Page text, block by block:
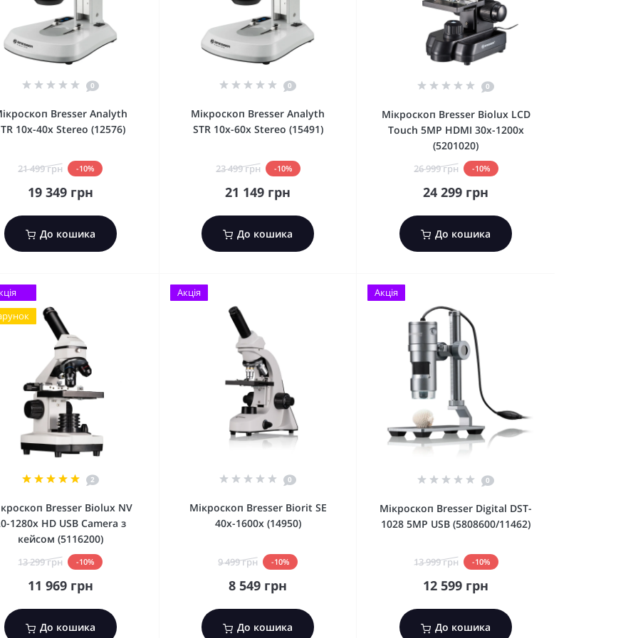
0
Bresser Analyth
10x-40x Stereo (12576)
21 499 грн -10%
19 349 грн
До кошика
0
Мікроскоп Bresser Analyth
STR 10x-60x Stereo (15491)
23 499 грн -10%
21 149 грн
До кошика
0
Мікроскоп Bresser Biolux LCD
Touch 5MP HDMI 30x-1200x
(5201020)
26 999 грн -10%
24 299 грн
До кошика
2
Bresser Biolux NV
1280x HD USB Camera з
кейсом (5116200)
13 299 грн -10%
11 969 грн
До кошика
Акція
0
Мікроскоп Bresser Biorit SE
40x-1600x (14950)
9 499 грн -10%
8 549 грн
До кошика
Акція
0
Мікроскоп Bresser Digital DST-
1028 5MP USB (5808600/11462)
13 999 грн -10%
12 599 грн
До кошика